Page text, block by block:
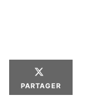
PARTAGER